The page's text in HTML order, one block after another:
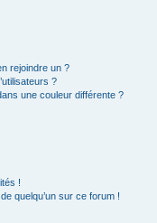
rejoindre un ?
?
une couleur différente ?
!
quelqu’un sur ce forum !